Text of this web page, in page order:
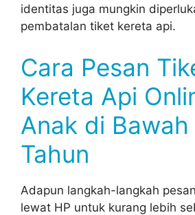
identitas juga mungkin
pembatalan tiket kereta api.
Cara Pesan
Kereta Api
Anak di Bawah
Tahun
Adapun langkah-langkah
lewat HP untuk kurang lebih